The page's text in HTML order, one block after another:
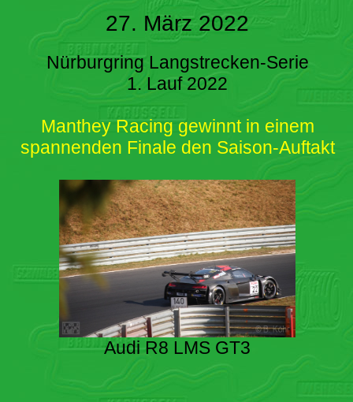
27. März 2022
Nürburgring Langstrecken-Serie
1. Lauf 2022
Manthey Racing gewinnt in einem
spannenden Finale den Saison-Auftakt
Audi R8 LMS GT3